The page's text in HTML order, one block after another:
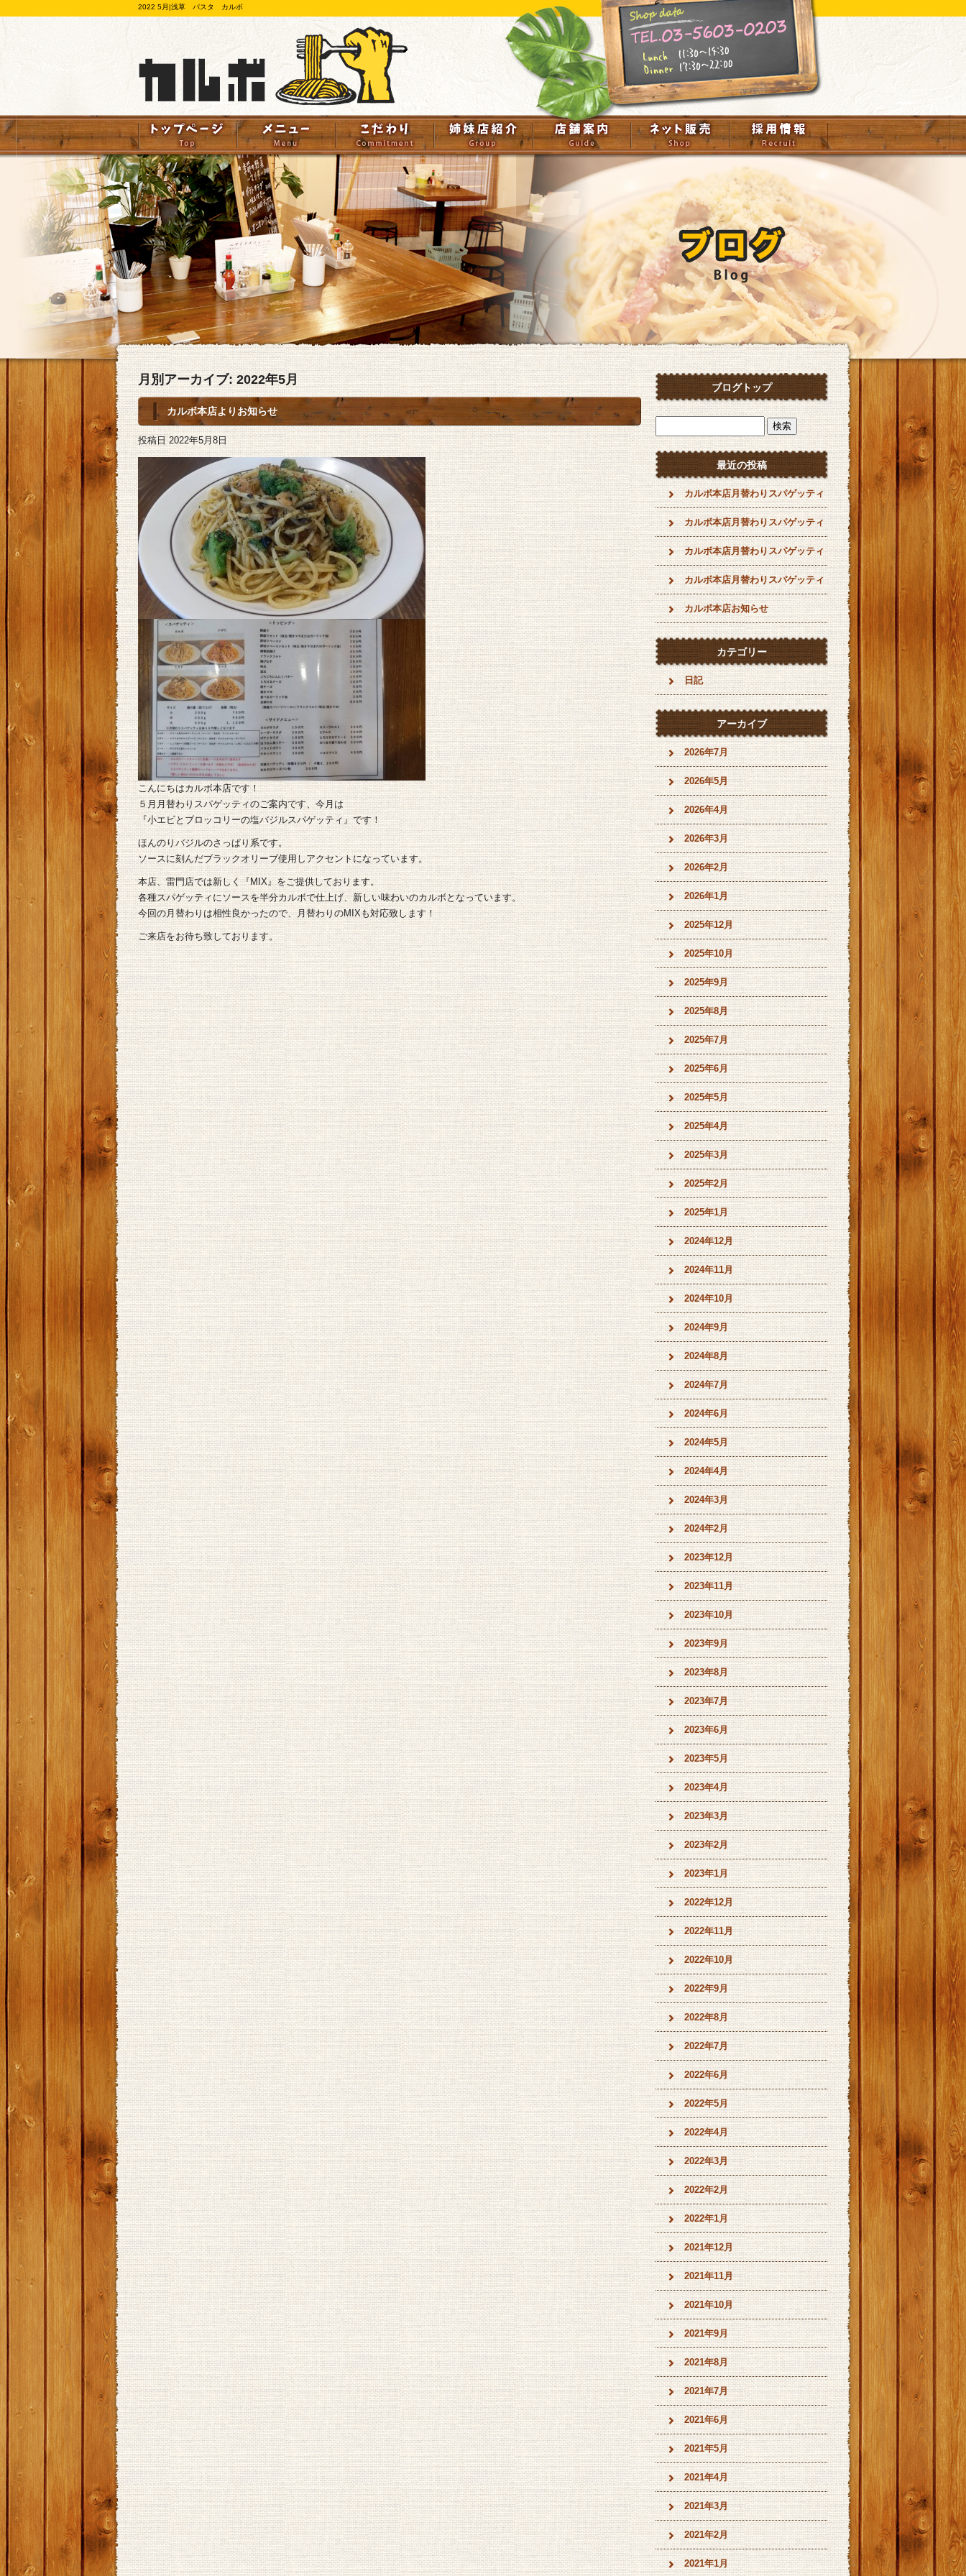
2022 5月|浅草 パスタ カルボ
月別アーカイブ:2022年5月
カルボ本店よりお知らせ
投稿日 2022年5月8日
こんにちはカルボ本店です！
５月月替わりスパゲッティのご案内です、今月は
『小エビとブロッコリーの塩バジルスパゲッティ』です！
ほんのりバジルのさっぱり系です。
ソースに刻んだブラックオリーブ使用しアクセントになっています。
本店、雷門店では新しく『MIX』をご提供しております。
各種スパゲッティにソースを半分カルボで仕上げ、新しい味わいのカルボとなっています。
今回の月替わりは相性良かったので、月替わりのMIXも対応致します！
ご来店をお待ち致しております。
ブログトップ
最近の投稿
カルボ本店月替わりスパゲッティ
カルボ本店月替わりスパゲッティ
カルボ本店月替わりスパゲッティ
カルボ本店月替わりスパゲッティ
カルボ本店お知らせ
カテゴリー
日記
アーカイブ
2026年7月
2026年5月
2026年4月
2026年3月
2026年2月
2026年1月
2025年12月
2025年10月
2025年9月
2025年8月
2025年7月
2025年6月
2025年5月
2025年4月
2025年3月
2025年2月
2025年1月
2024年12月
2024年11月
2024年10月
2024年9月
2024年8月
2024年7月
2024年6月
2024年5月
2024年4月
2024年3月
2024年2月
2023年12月
2023年11月
2023年10月
2023年9月
2023年8月
2023年7月
2023年6月
2023年5月
2023年4月
2023年3月
2023年2月
2023年1月
2022年12月
2022年11月
2022年10月
2022年9月
2022年8月
2022年7月
2022年6月
2022年5月
2022年4月
2022年3月
2022年2月
2022年1月
2021年12月
2021年11月
2021年10月
2021年9月
2021年8月
2021年7月
2021年6月
2021年5月
2021年4月
2021年3月
2021年2月
2021年1月